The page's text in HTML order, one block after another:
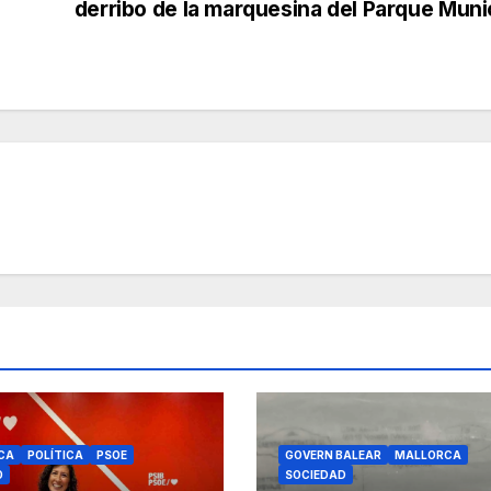
derribo de la marquesina del Parque
POLÍTICA
PSOE
GOVERN BALEAR
MALLORCA
SOCIEDAD